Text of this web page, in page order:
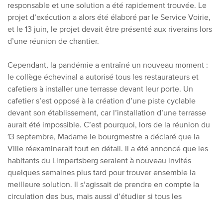
responsable et une solution a été rapidement trouvée. Le
projet d’exécution a alors été élaboré par le Service Voirie,
et le 13 juin, le projet devait être présenté aux riverains lors
d’une réunion de chantier.
Cependant, la pandémie a entraîné un nouveau moment :
le collège échevinal a autorisé tous les restaurateurs et
cafetiers à installer une terrasse devant leur porte. Un
cafetier s’est opposé à la création d’une piste cyclable
devant son établissement, car l’installation d’une terrasse
aurait été impossible. C’est pourquoi, lors de la réunion du
13 septembre, Madame le bourgmestre a déclaré que la
Ville réexaminerait tout en détail. Il a été annoncé que les
habitants du Limpertsberg seraient à nouveau invités
quelques semaines plus tard pour trouver ensemble la
meilleure solution. Il s’agissait de prendre en compte la
circulation des bus, mais aussi d’étudier si tous les